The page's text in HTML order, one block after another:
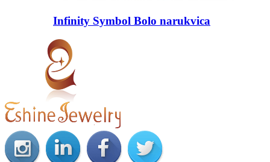
Infinity Symbol Bolo narukvica